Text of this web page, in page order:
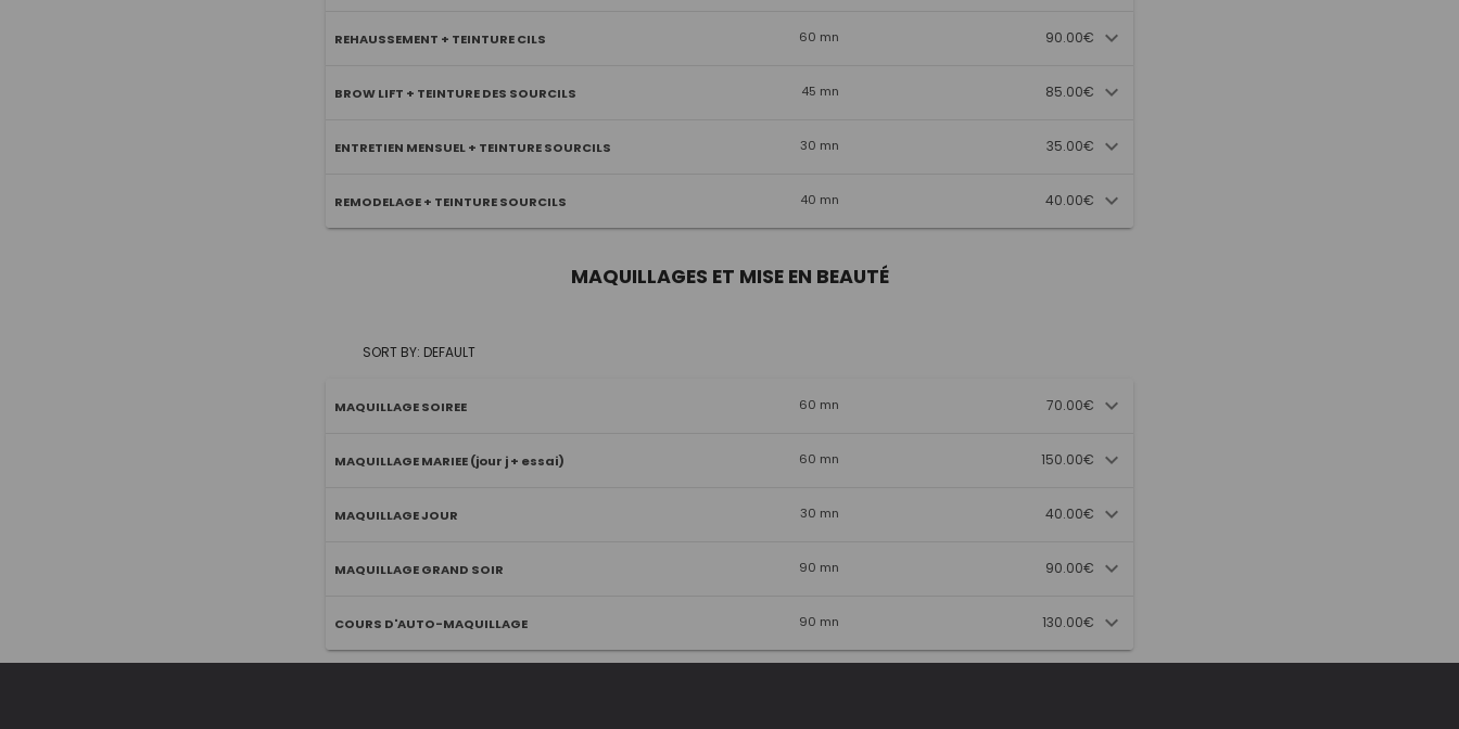
REHAUSSEMENT + TEINTURE CILS 60 mn 90.00€
BROW LIFT + TEINTURE DES SOURCILS 45 mn 85.00€
ENTRETIEN MENSUEL + TEINTURE SOURCILS 30 mn 35.00€
REMODELAGE + TEINTURE SOURCILS 40 mn 40.00€
MAQUILLAGES ET MISE EN BEAUTÉ
SORT BY: DEFAULT
MAQUILLAGE SOIREE 60 mn 70.00€
MAQUILLAGE MARIEE (jour j + essai) 60 mn 150.00€
MAQUILLAGE JOUR 30 mn 40.00€
MAQUILLAGE GRAND SOIR 90 mn 90.00€
COURS D'AUTO-MAQUILLAGE 90 mn 130.00€